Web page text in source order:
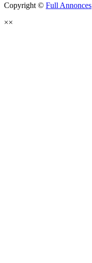
Copyright © Full Annonces
××